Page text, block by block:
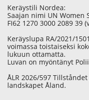
Keräystili Nordea:
Saajan nimi UN Women
FI62 1270 3000 2089 39
Keräyslupa RA/2021/
voimassa toistaiseksi
lukuun ottamatta.
Luvan on myöntänyt
ÅLR 2026/597
landskapet Åland.